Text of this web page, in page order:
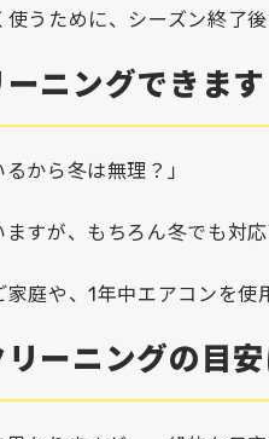
うために、シーズン終了
ニングできます
るから冬は無理？」
すが、もちろん冬でも対応
庭や、1年中エアコンを使
ーニングの目安